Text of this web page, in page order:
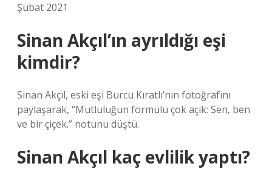
Şubat 2021
Sinan Akçıl’ın ayrıldığı eşi
kimdir?
Sinan Akçıl, eski eşi Burcu Kıratlı’nın fotoğrafını
paylaşarak, “Mutluluğun formülü çok açık: Sen, ben
ve bir çiçek.” notunu düştü.
Sinan Akçıl kaç evlilik yaptı?